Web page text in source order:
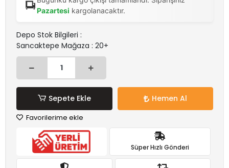
Pazartesi kargolanacaktır.
Depo Stok Bilgileri :
Sancaktepe Mağaza : 20+
Sepete Ekle Hemen Al
Favorilerime ekle
Süper Hızlı Gönderi